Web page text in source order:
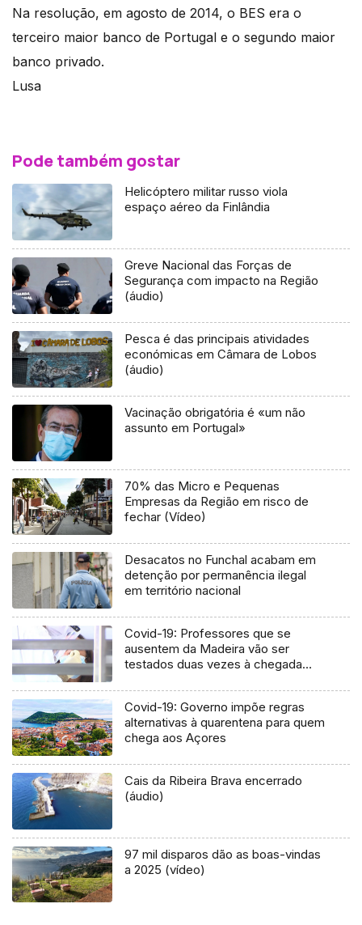
Na resolução, em agosto de 2014, o BES era o
terceiro maior banco de Portugal e o segundo maior
banco privado.
Lusa
Pode também gostar
Helicóptero militar russo viola
espaço aéreo da Finlândia
Greve Nacional das Forças de
Segurança com impacto na Região
(áudio)
Pesca é das principais atividades
económicas em Câmara de Lobos
(áudio)
Vacinação obrigatória é «um não
assunto em Portugal»
70% das Micro e Pequenas
Empresas da Região em risco de
fechar (Vídeo)
Desacatos no Funchal acabam em
detenção por permanência ilegal
em território nacional
Covid-19: Professores que se
ausentem da Madeira vão ser
testados duas vezes à chegada
Covid-19: Governo impõe regras
alternativas à quarentena para quem
chega aos Açores
Cais da Ribeira Brava encerrado
(áudio)
97 mil disparos dão as boas-vindas
a 2025 (vídeo)